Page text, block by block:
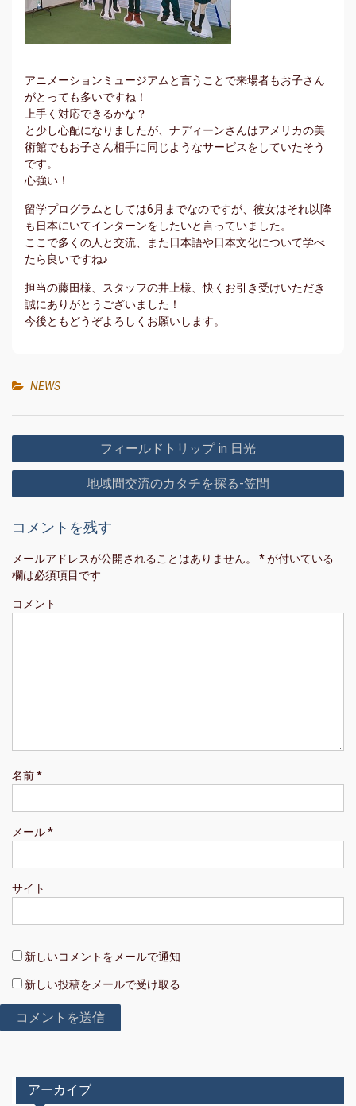
アニメーションミュージアムと言うことで来場者もお子さん
がとっても多いですね！
上手く対応できるかな？
と少し心配になりましたが、ナディーンさんはアメリカの美
術館でもお子さん相手に同じようなサービスをしていたそう
です。
心強い！
留学プログラムとしては6月までなのですが、彼女はそれ以降
も日本にいてインターンをしたいと言っていました。
ここで多くの人と交流、また日本語や日本文化について学べ
たら良いですね♪
担当の藤田様、スタッフの井上様、快くお引き受けいただき
誠にありがとうございました！
今後ともどうぞよろしくお願いします。
NEWS
投
稿
ゲ
ー
シ
ョ
フィールドトリップ in 日光
地域間交流のカタチを探る-笠間
コメントを残す
メールアドレスが公開されることはありません。 *が付いている
欄は必須項目です
コメント
名前*
メール*
サイト
新しいコメントをメールで通知
新しい投稿をメールで受け取る
アーカイブ